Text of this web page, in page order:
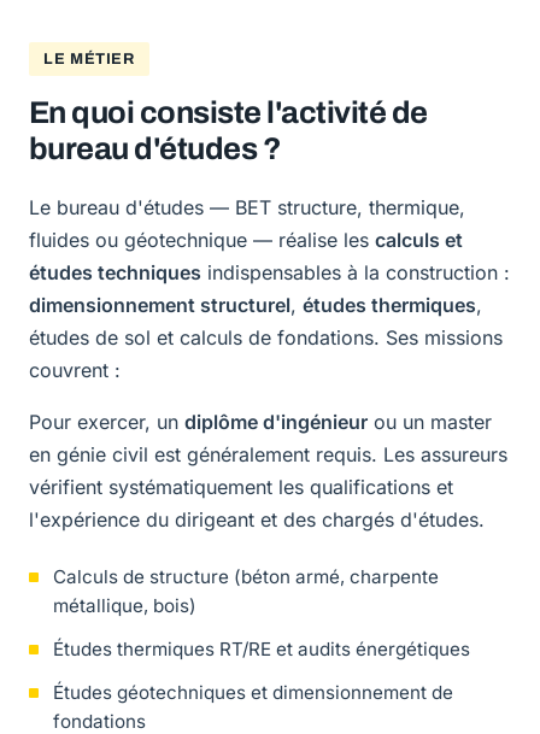
LE MÉTIER
En quoi consiste l'activité de
bureau d'études ?
Le bureau d'études — BET structure, thermique,
fluides ou géotechnique — réalise les calculs et
études techniques indispensables à la construction :
dimensionnement structurel, études thermiques,
études de sol et calculs de fondations. Ses missions
couvrent :
Pour exercer, un diplôme d'ingénieur ou un master
en génie civil est généralement requis. Les assureurs
vérifient systématiquement les qualifications et
l'expérience du dirigeant et des chargés d'études.
Calculs de structure (béton armé, charpente
métallique, bois)
Études thermiques RT/RE et audits énergétiques
Études géotechniques et dimensionnement de
fondations